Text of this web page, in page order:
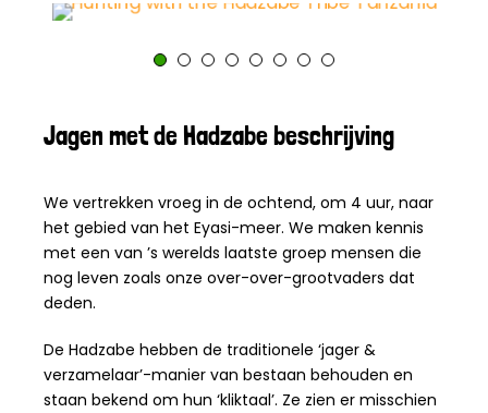
Jagen met de Hadzabe beschrijving
We vertrekken vroeg in de ochtend, om 4 uur, naar
het gebied van het Eyasi-meer. We maken kennis
met een van ’s werelds laatste groep mensen die
nog leven zoals onze over-over-grootvaders dat
deden.
De Hadzabe hebben de traditionele ‘jager &
verzamelaar’-manier van bestaan behouden en
staan bekend om hun ‘kliktaal’. Ze zien er misschien